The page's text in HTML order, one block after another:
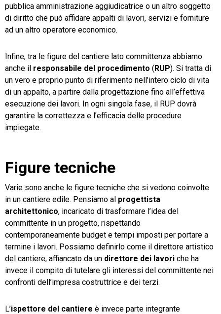
pubblica amministrazione aggiudicatrice o un altro soggetto
di diritto che può affidare appalti di lavori, servizi e forniture
ad un altro operatore economico.
Infine, tra le figure del cantiere lato committenza abbiamo
anche il responsabile del procedimento (RUP). Si tratta di
un vero e proprio punto di riferimento nell’intero ciclo di vita
di un appalto, a partire dalla progettazione fino all’effettiva
esecuzione dei lavori. In ogni singola fase, il RUP dovrà
garantire la correttezza e l’efficacia delle procedure
impiegate.
Figure tecniche
Varie sono anche le figure tecniche che si vedono coinvolte
in un cantiere edile. Pensiamo al progettista
architettonico, incaricato di trasformare l’idea del
committente in un progetto, rispettando
contemporaneamente budget e tempi imposti per portare a
termine i lavori. Possiamo definirlo come il direttore artistico
del cantiere, affiancato da un direttore dei lavori che ha
invece il compito di tutelare gli interessi del committente nei
confronti dell’impresa costruttrice e dei terzi.
L’ispettore del cantiere è invece parte integrante